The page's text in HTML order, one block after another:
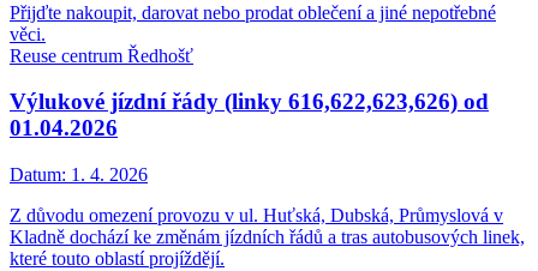
Přijďte nakoupit, darovat nebo prodat oblečení a jiné nepotřebné
věci.
Reuse centrum Ředhošť
Výlukové jízdní řády (linky 616,622,623,626) od
01.04.2026
Datum: 1. 4. 2026
Z důvodu omezení provozu v ul. Huťská, Dubská, Průmyslová v
Kladně dochází ke změnám jízdních řádů a tras autobusových linek,
které touto oblastí projíždějí.